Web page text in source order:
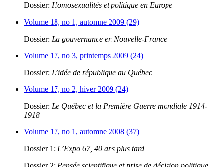
Dossier: Homosexualités et politique en Europe
Volume 18, no 1, automne 2009 (29)
Dossier: La gouvernance en Nouvelle-France
Volume 17, no 3, printemps 2009 (24)
Dossier: L’idée de république au Québec
Volume 17, no 2, hiver 2009 (24)
Dossier: Le Québec et la Première Guerre mondiale 1914-
1918
Volume 17, no 1, automne 2008 (37)
Dossier 1: L’Expo 67, 40 ans plus tard
Dossier 2: Pensée scientifique et prise de décision politique